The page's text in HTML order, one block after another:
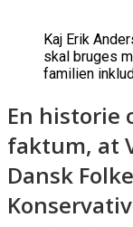
Kaj Erik
skal bruges
familien
En historie
faktum, at
Dansk